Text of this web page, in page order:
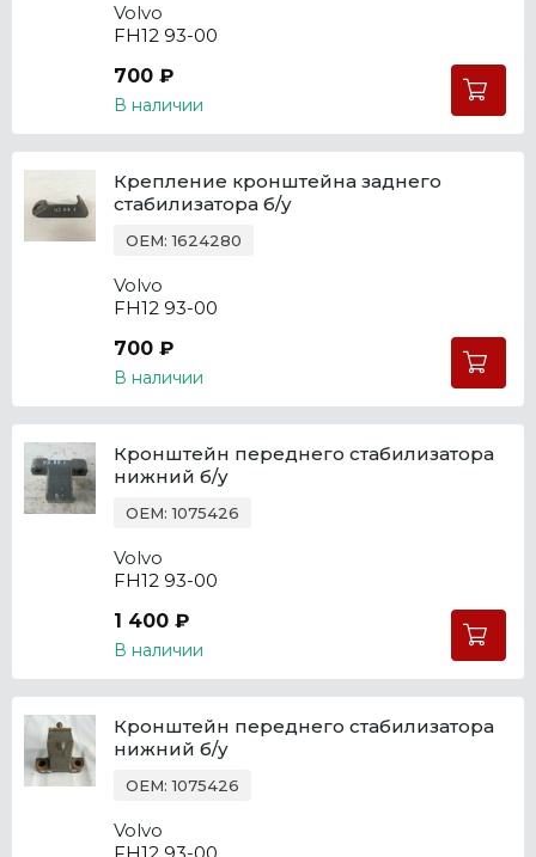
Volvo
FH12 93-00
700 ₽
В наличии
Крепление кронштейна заднего
стабилизатора б/у
OEM: 1624280
Volvo
FH12 93-00
700 ₽
В наличии
Кронштейн переднего стабилизатора
нижний б/у
OEM: 1075426
Volvo
FH12 93-00
1 400 ₽
В наличии
Кронштейн переднего стабилизатора
нижний б/у
OEM: 1075426
Volvo